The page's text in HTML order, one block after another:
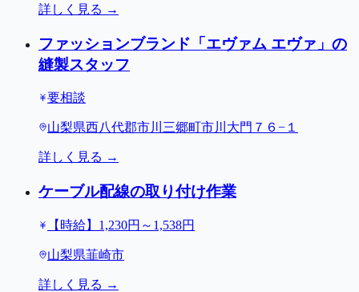
詳しく見る →
ファッションブランド「エヴァム エヴァ」の
縫製スタッフ
要相談
山梨県西八代郡市川三郷町市川大門７６−１
詳しく見る →
ケーブル配線の取り付け作業
【時給】1,230円～1,538円
山梨県韮崎市
詳しく見る →